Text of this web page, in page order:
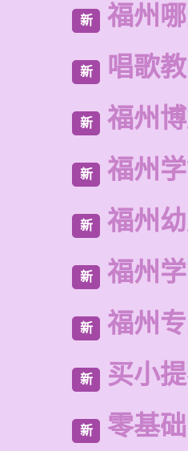
新 福州
新 唱歌
新 福州
新 福州
新 福州
新 福州
新 福州
新 买小
新 零基